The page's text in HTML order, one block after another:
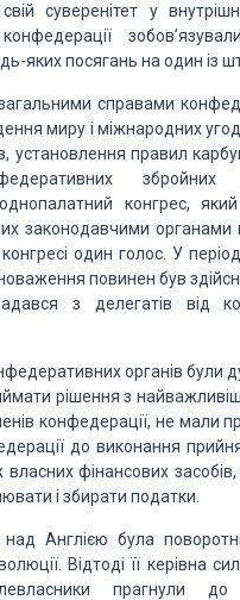
суверенітет у
яких посягань на один із
справами
миру і міжнародних
установлення правил
збройних
конгрес,
законодавчими органами
один голос. У
пови­нен був
з делегатів від
органів були
рішення з
конфедерації, не мали
до виконання
фінансових засобів,
і збирати податки.
над Англією була
Відтоді її керівна
прагнули до